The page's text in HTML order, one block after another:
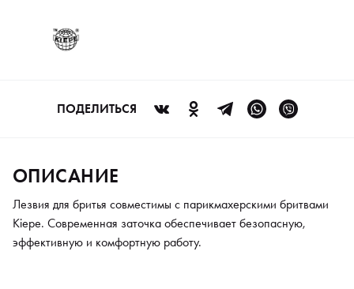
ПОДЕЛИТЬСЯ
ОПИСАНИЕ
Лезвия для бритья совместимы с парикмахерскими бритвами
Kiepe. Современная заточка обеспечивает безопасную,
эффективную и комфортную работу.